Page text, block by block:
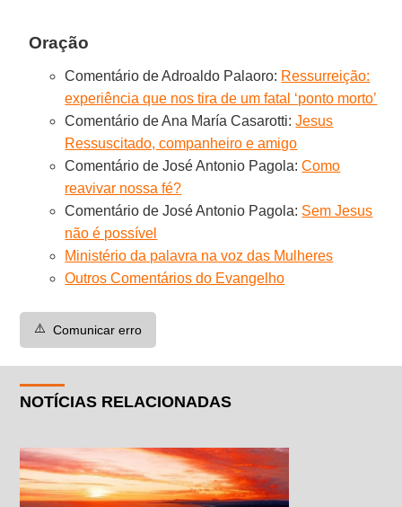
Oração
Comentário de Adroaldo Palaoro: Ressurreição:
experiência que nos tira de um fatal ‘ponto morto’
Comentário de Ana María Casarotti:Jesus
Ressuscitado, companheiro e amigo
Comentário de José Antonio Pagola:Como
reavivar nossa fé?
Comentário de José Antonio Pagola: Sem Jesus
não é possível
Ministério da palavra na voz das Mulheres
Outros Comentários do Evangelho
⚠️ Comunicar erro
NOTÍCIAS RELACIONADAS